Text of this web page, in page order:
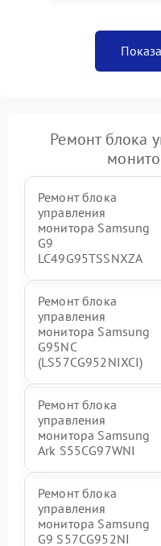
Ремонт блока
Ремонт блока
управления
монитора Samsung
G9
LC49G95TSSNXZA
Ремонт блока
управления
монитора Samsung
G95NC
(LS57CG952NIXCI)
Ремонт блока
управления
монитора Samsung
Ark S55CG97WNI
Ремонт блока
управления
монитора Samsung
G9 S57CG952NI